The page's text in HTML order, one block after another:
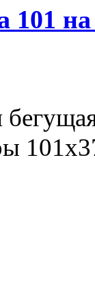
101